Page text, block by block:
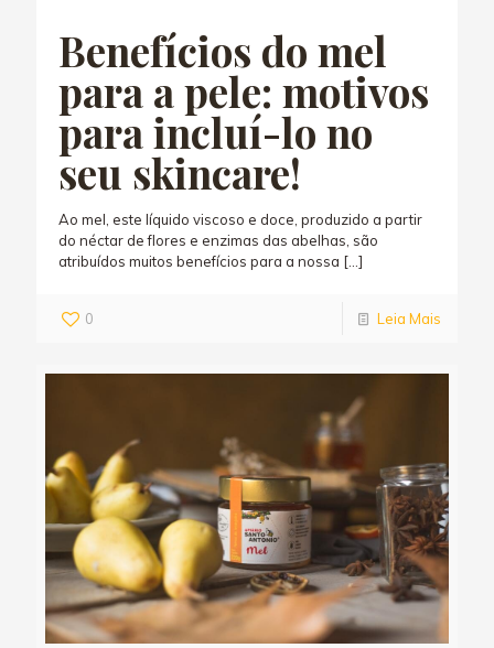
Benefícios do mel
para a pele: motivos
para incluí-lo no
seu skincare!
Ao mel, este líquido viscoso e doce, produzido a partir
do néctar de flores e enzimas das abelhas, são
atribuídos muitos benefícios para a nossa […]
0 Leia Mais